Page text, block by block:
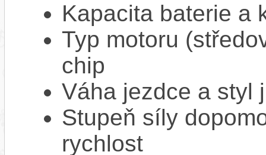
Kapacita baterie a
Typ motoru
chip
Váha jezdce a styl
Stupeň síly
rychlost